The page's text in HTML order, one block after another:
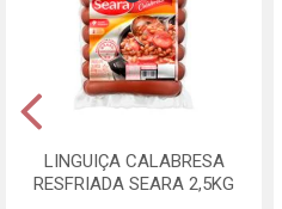
LINGUIÇA CALABRESA
RESFRIADA SEARA 2,5KG